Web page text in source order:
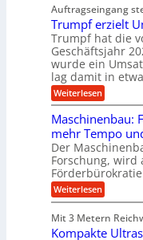
c
h
i
n
e
n
v
o
n
K
o
e
n
i
g
e
n
b
a
u
a
u
f
e
n
f
ü
h
r
u
n
g
e
B
S
C
L
w
e
i
t
e
r
t
u
n
g
s
r
e
i
e
s
H
y
b
r
i
d
-
Auftragseingang
Trumpf erzielt
Trumpf hat die
Geschäftsjahr
wurde ein
lag damit in
Weiterlesen:
T
u
m
p
f
e
r
z
i
e
Maschinenbau:
mehr Tempo
Der
Forschung,
Weiterlesen:
M
s
c
Mit 3 Metern
Kompakte